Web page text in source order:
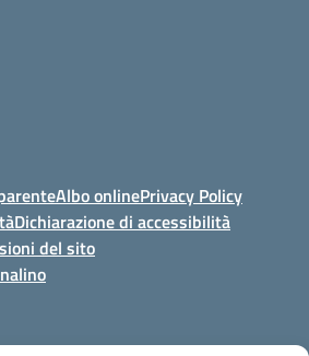
Albo onlinePrivacy Policy
Dichiarazione di accessibilità
del sito